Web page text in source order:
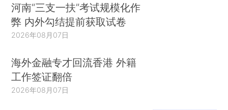
河南“三支一扶”考试规模化作
弊 内外勾结提前获取试卷
2026年08月07日
海外金融专才回流香港 外籍
工作签证翻倍
2026年08月07日